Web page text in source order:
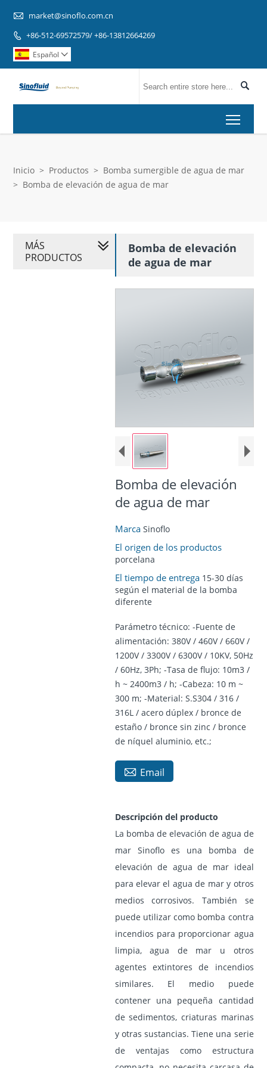
 market@sinoflo.com.cn
 +86-512-69572579/ +86-13812664269
Español 

Inicio > Productos > Bomba sumergible de agua de mar
> Bomba de elevación de agua de mar
Bomba de elevación
de agua de mar
Bomba de elevación
de agua de mar
Marca Sinoflo
El origen de los productos
porcelana
El tiempo de entrega 15-30 días
según el material de la bomba
diferente
Parámetro técnico: -Fuente de
alimentación: 380V / 460V / 660V /
1200V / 3300V / 6300V / 10KV, 50Hz
/ 60Hz, 3Ph; -Tasa de flujo: 10m3 /
h ~ 2400m3 / h; -Cabeza: 10 m ~
300 m; -Material: S.S304 / 316 /
316L / acero dúplex / bronce de
estaño / bronce sin zinc / bronce
de níquel aluminio, etc.;
 Email
Descripción del producto
La bomba de elevación de agua de
mar Sinoflo es una bomba de
elevación de agua de mar ideal
para elevar el agua de mar y otros
medios corrosivos. También se
puede utilizar como bomba contra
incendios para proporcionar agua
limpia, agua de mar u otros
agentes extintores de incendios
similares. El medio puede
contener una pequeña cantidad
de sedimentos, criaturas marinas
y otras sustancias. Tiene una serie
de ventajas como estructura
MÁS
PRODUCTOS